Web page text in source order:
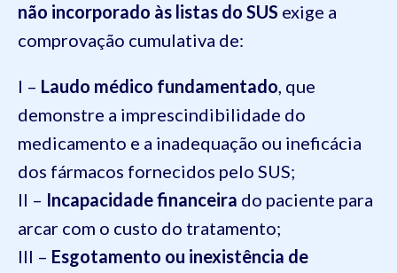
não incorporado às listas do SUS exige a
comprovação cumulativa de:
I – Laudo médico fundamentado, que
demonstre a imprescindibilidade do
medicamento e a inadequação ou ineficácia
dos fármacos fornecidos pelo SUS;
II – Incapacidade financeira do paciente para
arcar com o custo do tratamento;
III – Esgotamento ou inexistência de